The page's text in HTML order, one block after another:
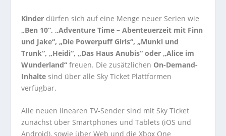
Kinder dürfen sich auf eine Menge neuer Serien wie
„Ben 10“, „Adventure Time – Abenteuerzeit mit Finn
und Jake“, „Die Powerpuff Girls“, „Munki und
Trunk“, „Heidi“, „Das Haus Anubis“ oder „Alice im
Wunderland“ freuen. Die zusätzlichen On-Demand-
Inhalte sind über alle Sky Ticket Plattformen
verfügbar.
Alle neuen linearen TV-Sender sind mit Sky Ticket
zunächst über Smartphones und Tablets (iOS und
Android), sowie über Web und die Xbox One